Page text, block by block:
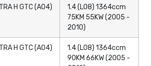
H GTC (A04)
1.4 (L08) 1364ccm
75KM 55KW (2005 -
2010)
H GTC (A04)
1.4 (L08) 1364ccm
90KM 66KW (2005 -